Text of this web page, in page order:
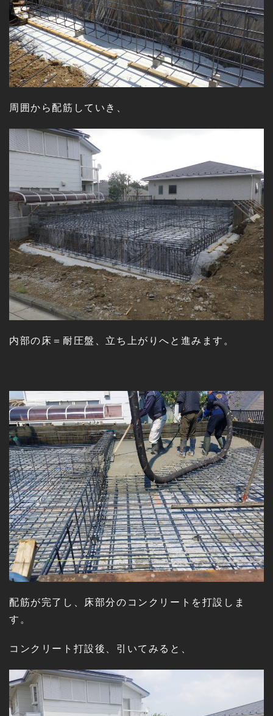
周囲から配筋していき、
内部の床＝耐圧盤、立ち上がりへと進みます。
配筋が完了し、床部分のコンクリートを打設しま
す。
コンクリート打設後、引いてみると、